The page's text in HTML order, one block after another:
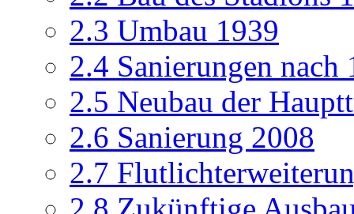
2.3 Umbau 1939
2.4 Sanierungen nach
2.5 Neubau der
2.6 Sanierung 2008
2.7